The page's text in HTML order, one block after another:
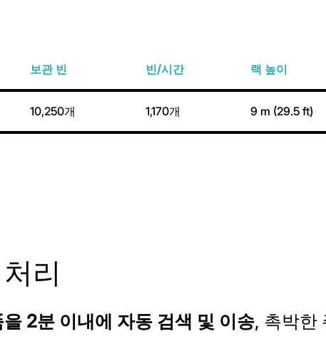
보관 빈 빈/시간 랙 높이
10,250개 1,170개 9 m (29.5 ft)
리
2분 이내에 자동 검색 및 이송, 촉박한